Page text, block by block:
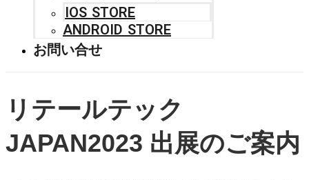
IOS STORE
ANDROID STORE
お問い合せ
リテールテック
JAPAN2023 出展のご案内